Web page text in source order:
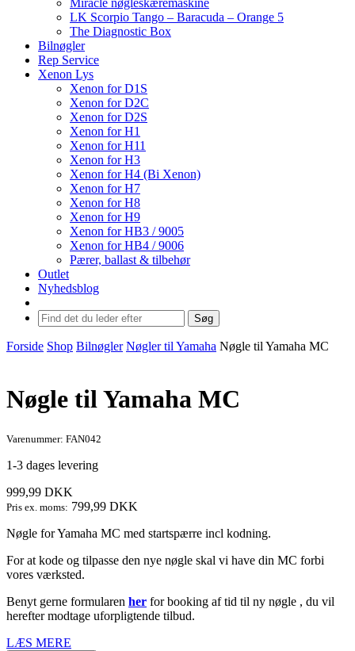
Miracle nøgleskæremaskine
LK Scorpio Tango – Baracuda – Orange 5
The Diagnostic Box
Bilnøgler
Rep Service
Xenon Lys
Xenon for D1S
Xenon for D2C
Xenon for D2S
Xenon for H1
Xenon for H11
Xenon for H3
Xenon for H4 (Bi Xenon)
Xenon for H7
Xenon for H8
Xenon for H9
Xenon for HB3 / 9005
Xenon for HB4 / 9006
Pærer, ballast & tilbehør
Outlet
Nyhedsblog
Søg
Forside Shop Bilnøgler Nøgler til Yamaha Nøgle til Yamaha MC
Nøgle til Yamaha MC
Varenummer: FAN042
1-3 dages levering
999,99 DKK
Pris ex. moms: 799,99 DKK
Nøgle for Yamaha MC med startspærre incl kodning.
For at kode og tilpasse den nye nøgle skal vi have din MC forbi
vores værksted.
Benyt gerne formularen her for booking af tid til ny nøgle , du vil
herefter modtage uforpligtende tilbud.
LÆS MERE